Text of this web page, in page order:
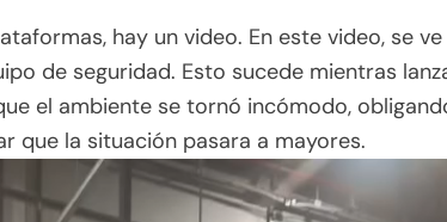
hay un video. En este video, se ve
de seguridad. Esto sucede mientras
el ambiente se tornó incómodo,
que la situación pasara a mayores.